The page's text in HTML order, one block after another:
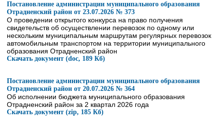
Постановление администрации муниципального образования
Отрадненский район от 23.07.2026 № 373
О проведении открытого конкурса на право получения
свидетельств об осуществлении перевозок по одному или
нескольким муниципальным маршрутам регулярных перевозок
автомобильным транспортом на территории муниципального
образования Отрадненский район
Скачать документ (doc, 189 Кб)
Постановление администрации муниципального образования
Отрадненский район от 20.07.2026 № 364
Об исполнении бюджета муниципального образования
Отрадненский район за 2 квартал 2026 года
Скачать документ (zip, 185 Кб)